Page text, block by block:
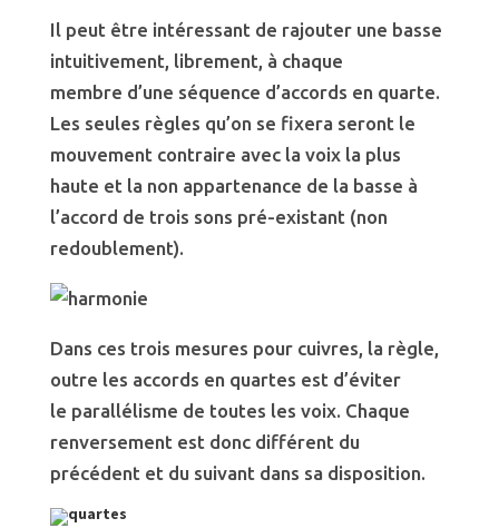
Il peut être intéressant de rajouter une basse
intuitivement, librement, à chaque
membre d’une séquence d’accords en quarte.
Les seules règles qu’on se fixera seront le
mouvement contraire avec la voix la plus
haute et la non appartenance de la basse à
l’accord de trois sons pré-existant (non
redoublement).
Dans ces trois mesures pour cuivres, la règle,
outre les accords en quartes est d’éviter
le parallélisme de toutes les voix. Chaque
renversement est donc différent du
précédent et du suivant dans sa disposition.